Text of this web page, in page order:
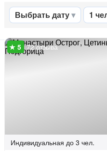
Выбрать дату 1
72 отзыва
Индивидуальная до 3 чел.